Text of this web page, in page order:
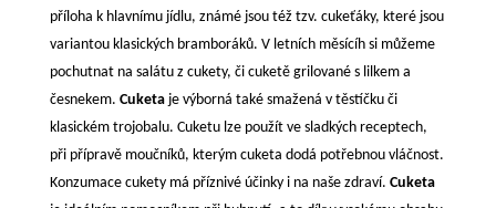
příloha k hlavnímu jídlu, známé jsou též tzv. cukeťáky, které jsou
variantou klasických bramboráků. V letních měsícíh si můžeme
pochutnat na salátu z cukety, či cuketě grilované s lilkem a
česnekem. Cuketaje výborná také smažená v těstíčku či
klasickém trojobalu. Cuketu lze použít ve sladkých receptech,
při přípravě moučníků, kterým cuketa dodá potřebnou vláčnost.
Konzumace cukety má příznivé účinky i na naše zdraví. Cuketa